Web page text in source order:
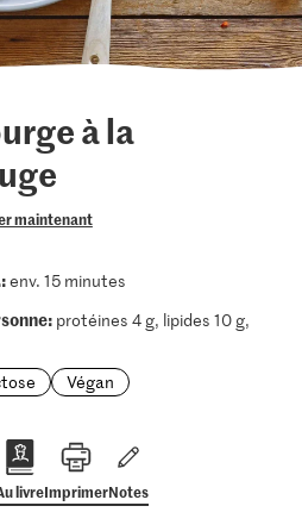
à la
maintenant
env. 15 minutes
protéines 4 g, lipides 10 g,
Végan
livreImprimerNotes